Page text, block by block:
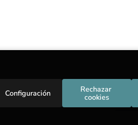
Configuración
Rechazar
cookies